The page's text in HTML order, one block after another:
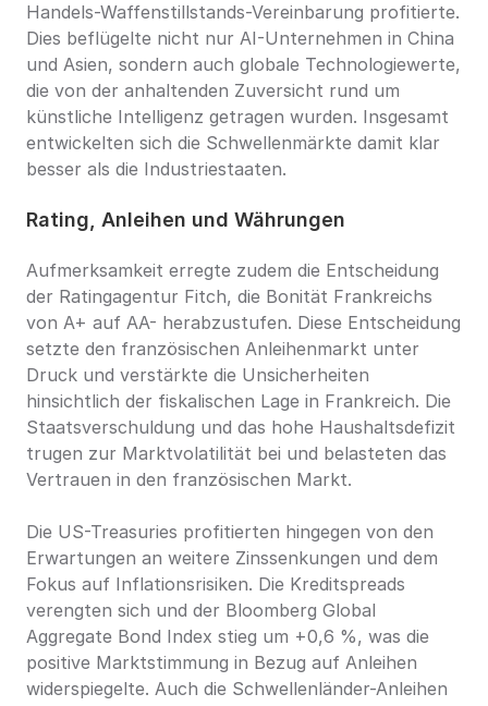
Handels-Waffenstillstands-Vereinbarung profitierte.
Dies beflügelte nicht nur AI-Unternehmen in China
und Asien, sondern auch globale Technologiewerte,
die von der anhaltenden Zuversicht rund um
künstliche Intelligenz getragen wurden. Insgesamt
entwickelten sich die Schwellenmärkte damit klar
besser als die Industriestaaten.
Rating, Anleihen und Währungen
Aufmerksamkeit erregte zudem die Entscheidung
der Ratingagentur Fitch, die Bonität Frankreichs
von A+ auf AA- herabzustufen. Diese Entscheidung
setzte den französischen Anleihenmarkt unter
Druck und verstärkte die Unsicherheiten
hinsichtlich der fiskalischen Lage in Frankreich. Die
Staatsverschuldung und das hohe Haushaltsdefizit
trugen zur Marktvolatilität bei und belasteten das
Vertrauen in den französischen Markt.
Die US-Treasuries profitierten hingegen von den
Erwartungen an weitere Zinssenkungen und dem
Fokus auf Inflationsrisiken. Die Kreditspreads
verengten sich und der Bloomberg Global
Aggregate Bond Index stieg um +0,6 %, was die
positive Marktstimmung in Bezug auf Anleihen
widerspiegelte. Auch die Schwellenländer-Anleihen